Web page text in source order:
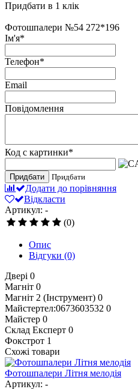
Придбати в 1 клік
Фотошпалери №54 272*196
Ім'я*
Телефон*
Email
Повідомлення
Код с картинки*
Придбати Придбати
Додати до порівняння
Відкласти
Артикул: -
(0)
Опис
Відгуки (0)
Двері 0
Магніт 0
Магніт 2 (Інструмент) 0
Майстертел:0673603532 0
Майстер 0
Склад Експерт 0
Фокстрот 1
Схожі товари
Фотошпалери Літня мелодія
Артикул: -